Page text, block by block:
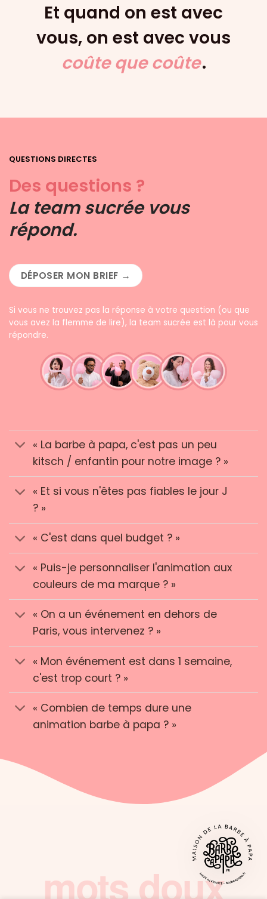
Et quand on est avec
vous, on est avec vousju
Des questions ?
La team sucrée vous
répond.
Si vous ne trouvez pas la réponse à votre question (ou que
répondre.
kitsch / enfantin pour notre image ? »
« Et si vous n'êtes pas fiables le jour J
« C'est dans quel budget ? »
« Puis-je personnaliser l'animation aux
couleurs de ma marque ? »
« On a un événement en dehors de
Paris, vous intervenez ? »
« Mon événement est dans 1 semaine,
« Combien de temps dure une
mots doux
La vérité sortde la bouche de
Une prestation au top, une équipe